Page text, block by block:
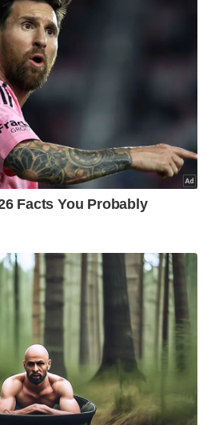
tular, banyak pihak
tampil memberi
kata-kata semangat agar
asa untuk menyambung
dari Kampung